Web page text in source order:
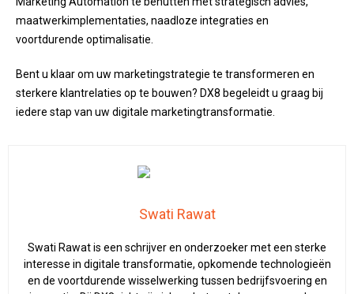
maatwerkimplementaties, naadloze integraties en
voortdurende optimalisatie.
Bent u klaar om uw marketingstrategie te transformeren en
sterkere klantrelaties op te bouwen? DX8 begeleidt u graag bij
iedere stap van uw digitale marketingtransformatie.
Swati Rawat
Swati Rawat is een schrijver en onderzoeker met een sterke
interesse in digitale transformatie, opkomende technologieën
en de voortdurende wisselwerking tussen bedrijfsvoering en